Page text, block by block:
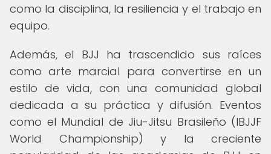
como la disciplina, la resiliencia y el trabajo en
equipo.
Además, el BJJ ha trascendido sus raíces
como arte marcial para convertirse en un
estilo de vida, con una comunidad global
dedicada a su práctica y difusión. Eventos
como el Mundial de Jiu-Jitsu Brasileño (IBJJF
World Championship) y la creciente